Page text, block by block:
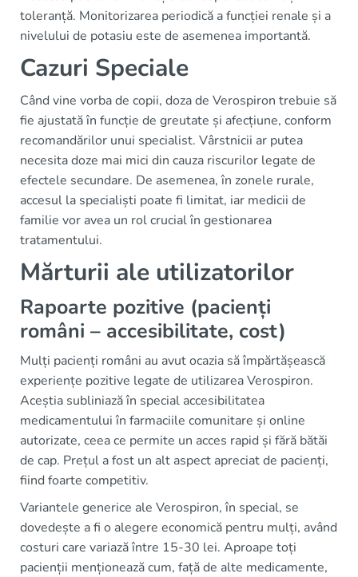
toleranță. Monitorizarea periodică a funcției renale și a
nivelului de potasiu este de asemenea importantă.
Cazuri Speciale
Când vine vorba de copii, doza de Verospiron trebuie să
fie ajustată în funcție de greutate și afecțiune, conform
recomandărilor unui specialist. Vârstnicii ar putea
necesita doze mai mici din cauza riscurilor legate de
efectele secundare. De asemenea, în zonele rurale,
accesul la specialiști poate fi limitat, iar medicii de
familie vor avea un rol crucial în gestionarea
tratamentului.
Mărturii ale utilizatorilor
Rapoarte pozitive (pacienți
români – accesibilitate, cost)
Mulți pacienți români au avut ocazia să împărtășească
experiențe pozitive legate de utilizarea Verospiron.
Aceștia subliniază în special accesibilitatea
medicamentului în farmaciile comunitare și online
autorizate, ceea ce permite un acces rapid și fără bătăi
de cap. Prețul a fost un alt aspect apreciat de pacienți,
fiind foarte competitiv.
Variantele generice ale Verospiron, în special, se
dovedește a fi o alegere economică pentru mulți, având
costuri care variază între 15-30 lei. Aproape toți
pacienții menționează cum, față de alte medicamente,